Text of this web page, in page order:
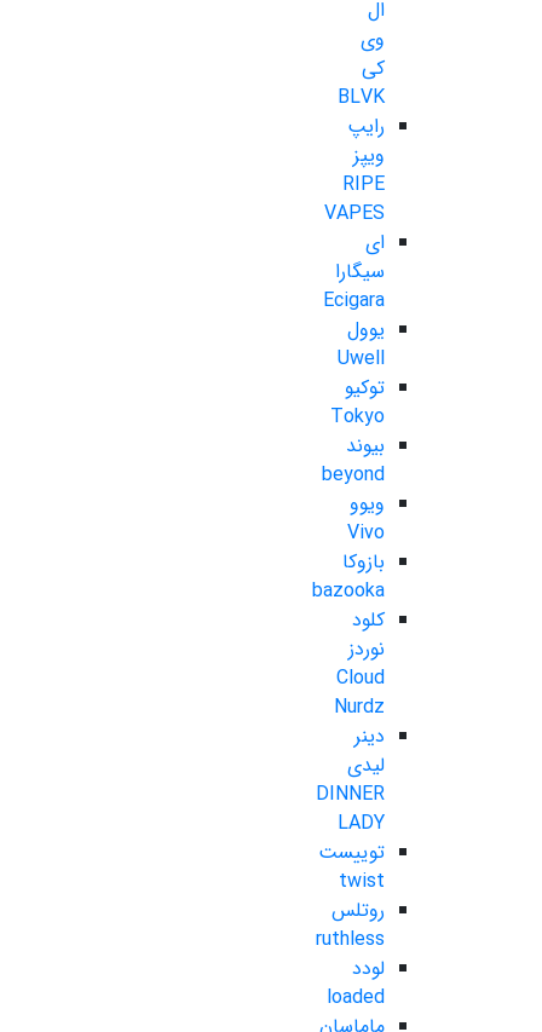
ال
وی
کی
BLVK
رایپ
ویپز
RIPE
VAPES
ای
سیگارا
Ecigara
یوول
Uwell
توکیو
Tokyo
بیوند
beyond
ویوو
Vivo
بازوکا
bazooka
کلود
نوردز
Cloud
Nurdz
دینر
لیدی
DINNER
LADY
توییست
twist
روتلس
ruthless
لودد
loaded